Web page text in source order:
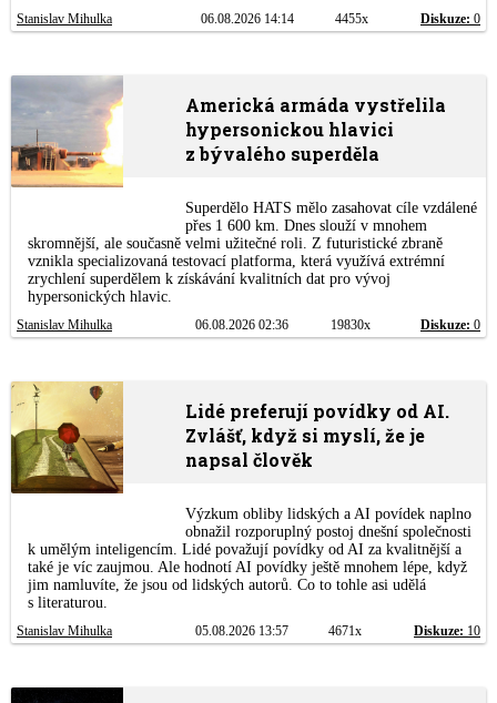
Stanislav Mihulka 06.08.2026 14:14 4455x Diskuze: 0
Americká armáda vystřelila
hypersonickou hlavici
z bývalého superděla
Superdělo HATS mělo zasahovat cíle vzdálené
přes 1 600 km. Dnes slouží v mnohem
skromnější, ale současně velmi užitečné roli. Z futuristické zbraně
vznikla specializovaná testovací platforma, která využívá extrémní
zrychlení superdělem k získávání kvalitních dat pro vývoj
hypersonických hlavic.
Stanislav Mihulka 06.08.2026 02:36 19830x Diskuze: 0
Lidé preferují povídky od AI.
Zvlášť, když si myslí, že je
napsal člověk
Výzkum obliby lidských a AI povídek naplno
obnažil rozporuplný postoj dnešní společnosti
k umělým inteligencím. Lidé považují povídky od AI za kvalitnější a
také je víc zaujmou. Ale hodnotí AI povídky ještě mnohem lépe, když
jim namluvíte, že jsou od lidských autorů. Co to tohle asi udělá
s literaturou.
Stanislav Mihulka 05.08.2026 13:57 4671x Diskuze: 10